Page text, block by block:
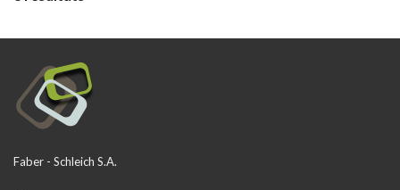
Faber - Schleich S.A.